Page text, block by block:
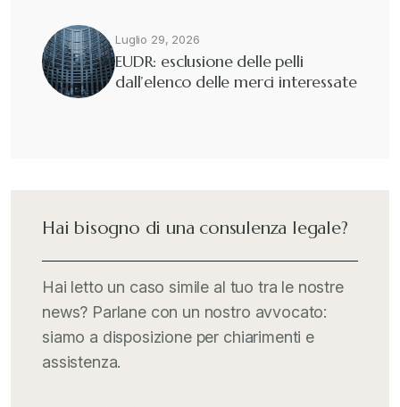
Fisco e tributi
Guide e Manuali
Iva comunitaria e nazionale
Luglio 29, 2026
EUDR: esclusione delle pelli
dall’elenco delle merci interessate
Hai bisogno di una consulenza legale?
Hai letto un caso simile al tuo tra le nostre
news? Parlane con un nostro avvocato:
siamo a disposizione per chiarimenti e
assistenza.